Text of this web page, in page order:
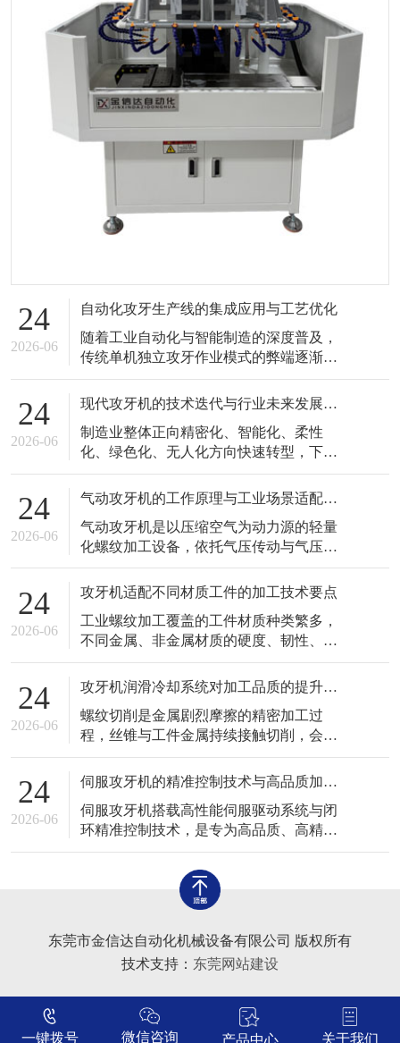
24
2026-06
自动化攻牙生产线的集成应用与工艺优化
随着工业自动化与智能制造的深度普及，
传统单机独立攻牙作业模式的弊端逐渐凸
显，工序分散、人工干预多、转运效率
低、品质一致性差的问题，难以适配现代
化智能工厂的一体化生产需求。自动化攻
牙生产线以攻牙机为核心加工单元，整合
自动上下料、智能输送、精准定位、碎屑
清理、成品分拣等辅助设备，形成全流程
闭环自动化
24
2026-06
现代攻牙机的技术迭代与行业未来发展趋势
制造业整体正向精密化、智能化、柔性
化、绿色化、无人化方向快速转型，下游
产业对螺纹加工的精度标准、品质稳定
性、生产效率、柔性适配能力的要求不断
提升，倒逼攻牙机行业持续开展技术迭代
与性能升级。传统老式攻牙机结构简单、
功能单一、参数粗放、智能化程度低，仅
能满足低标准、粗放式的普通螺纹加工需
求，已经难以
24
2026-06
气动攻牙机的工作原理与工业场景适配优势
气动攻牙机是以压缩空气为动力源的轻量
化螺纹加工设备，依托气压传动与气压调
控原理实现丝锥旋转切削作业，凭借结构
轻便、操作灵活、安全性高、环境适配性
移动式加工、现场修补、多品类小件加工
场景中应用广泛，与固定式自动化攻牙设
备形成良好互补，完善了工业螺纹加工设
备体系。
24
2026-06
攻牙机适配不同材质工件的加工技术要点
工业螺纹加工覆盖的工件材质种类繁多，
不同金属、非金属材质的硬度、韧性、延
展性、切削特性存在明显差异，对应的切
削阻力、摩擦系数、加工变形程度各不相
数加工各类工件，极易出现粘刀、毛刺、
牙型残缺、丝锥断裂、工件变形等加工缺
陷。熟练掌握攻牙机针对不同材质的适配
加工技术
24
2026-06
攻牙机润滑冷却系统对加工品质的提升作用
螺纹切削是金属剧烈摩擦的精密加工过
程，丝锥与工件金属持续接触切削，会产
生大量摩擦热量与细小金属碎屑，高温、
干摩擦、碎屑堆积是导致螺纹瑕疵、丝锥
磨损、工件变形的核心诱因。润滑冷却系
统作为攻牙机的重要辅助核心系统，承担
着降温、润滑、排屑、护刀、提亮螺纹表
面的重要作用，系统运行的稳定性与适配
24
2026-06
伺服攻牙机的精准控制技术与高品质加工优势
伺服攻牙机搭载高性能伺服驱动系统与闭
环精准控制技术，是专为高品质、高精度
螺纹加工打造的专用设备，有效解决了传
统普通攻牙机转速不稳、进给不同步、力
度不可控、螺距偏差、牙型粗糙等诸多问
题，广泛应用于高端精密零部件、高精度
是现代精密螺纹加工的核心主力设备之
一。 传
东莞市金信达自动化机械设备有限公司 版权所有
技术支持： 东莞网站建设
一键拨号 微信咨询 产品中心 关于我们